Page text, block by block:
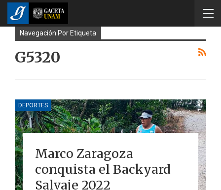
Navegación Por Etiqueta
G5320
DEPORTES
Marco Zaragoza
conquista el Backyard
Salvaje 2022